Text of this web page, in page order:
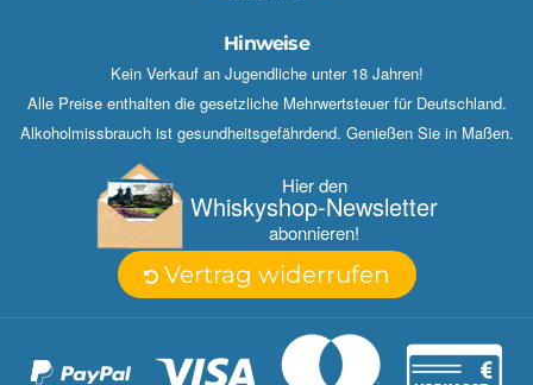
Hinweise
Kein Verkauf an Jugendliche unter 18 Jahren!
Alle Preise enthalten die gesetzliche Mehrwertsteuer für Deutschland.
Alkoholmissbrauch ist gesundheitsgefährdend. Genießen Sie in Maßen.
Hier den
Whisky­shop-Newsletter
abonnieren!
Vertrag widerrufen